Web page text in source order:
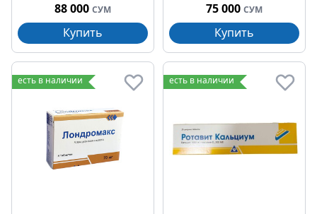
88 000 СУМ
Купить
75 000 СУМ
Купить
есть в наличии есть в наличии